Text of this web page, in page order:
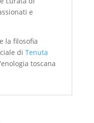
e
la filosofia
di Tenuta
toscana